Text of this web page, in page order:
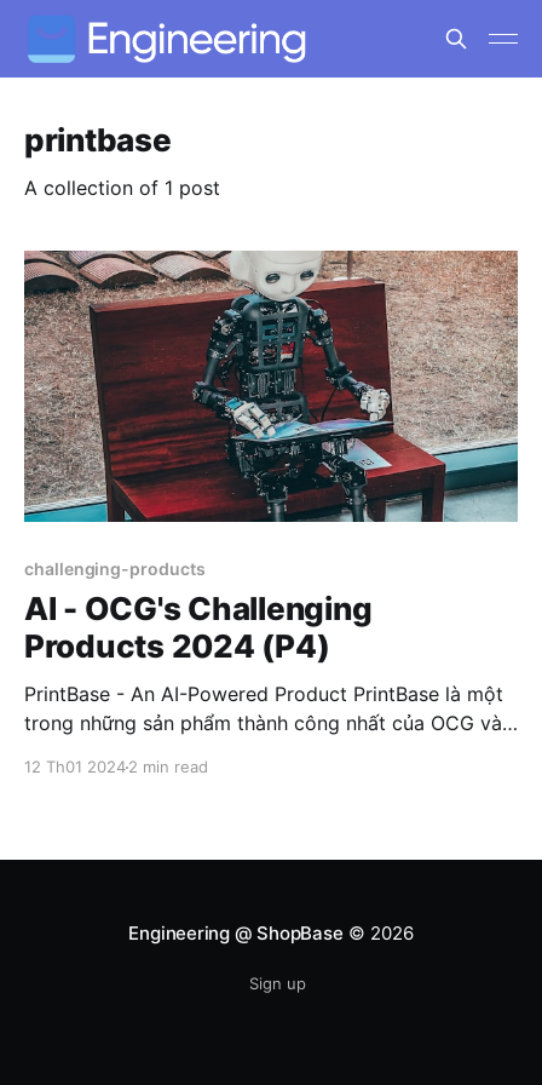
printbase
A collection of 1 post
challenging-products
AI - OCG's Challenging
Products 2024 (P4)
PrintBase - An AI-Powered Product PrintBase là một
trong những sản phẩm thành công nhất của OCG và
12 Th01 20242 min read
Engineering @ ShopBase © 2026
Sign up